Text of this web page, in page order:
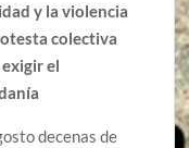
y la violencia
colectiva
el
decenas de